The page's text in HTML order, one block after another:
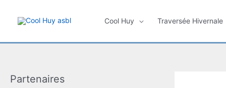
contenu
Cool Huy Traversée Hivernale
Partenaires